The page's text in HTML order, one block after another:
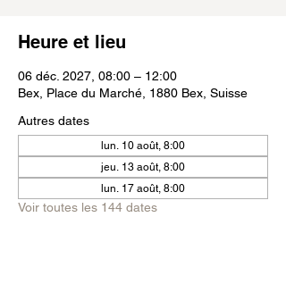
Heure et lieu
06 déc. 2027, 08:00 – 12:00
Bex, Place du Marché, 1880 Bex, Suisse
Autres dates
lun. 10 août, 8:00
jeu. 13 août, 8:00
lun. 17 août, 8:00
Voir toutes les 144 dates